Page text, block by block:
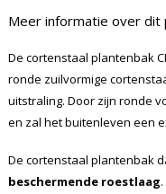
Meer informatie over dit
De cortenstaal plantenbak
ronde zuilvormige
uitstraling. Door zijn ronde
en zal het buitenleven een
De cortenstaal plantenbak
beschermende roestlaag